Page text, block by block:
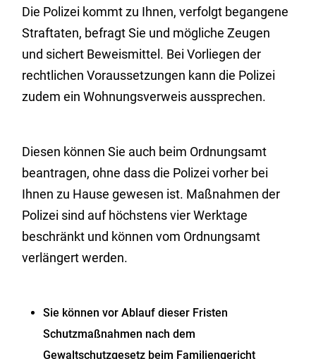
Die Polizei kommt zu Ihnen, verfolgt begangene
Straftaten, befragt Sie und mögliche Zeugen
und sichert Beweismittel. Bei Vorliegen der
rechtlichen Voraussetzungen kann die Polizei
zudem ein Wohnungsverweis aussprechen.
Diesen können Sie auch beim Ordnungsamt
beantragen, ohne dass die Polizei vorher bei
Ihnen zu Hause gewesen ist. Maßnahmen der
Polizei sind auf höchstens vier Werktage
beschränkt und können vom Ordnungsamt
verlängert werden.
Sie können vor Ablauf dieser Fristen
Schutzmaßnahmen nach dem
Gewaltschutzgesetz beim Familiengericht